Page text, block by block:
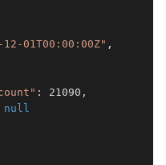
12-01T00:00:00Z" ,
: 21090,
null